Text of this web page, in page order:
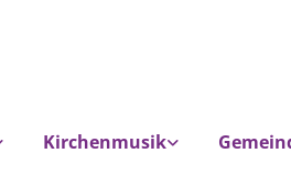
Kirchenmusik